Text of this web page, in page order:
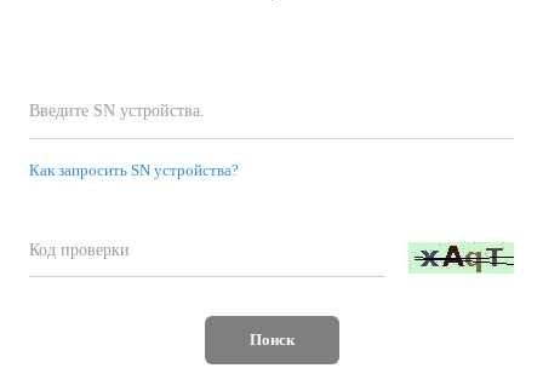
Как запросить SN устройства?
Поиск